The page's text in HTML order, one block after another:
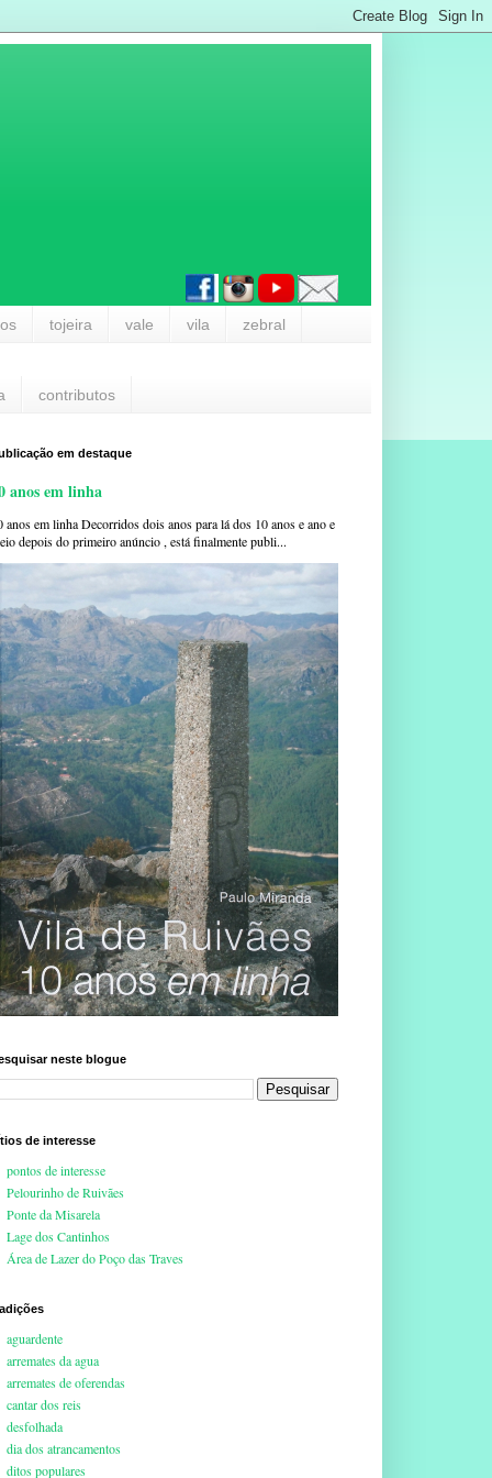
tojeira vale vila zebral
contributos
em destaque
anos em linha
anos em linha Decorridos dois anos para lá dos 10 anos e ano e
depois do primeiro anúncio , está finalmente publi...
neste blogue
de interesse
pontos de interesse
Pelourinho de Ruivães
Ponte da Misarela
Lage dos Cantinhos
Área de Lazer do Poço das Traves
aguardente
arremates da agua
arremates de oferendas
cantar dos reis
desfolhada
dia dos atrancamentos
ditos populares